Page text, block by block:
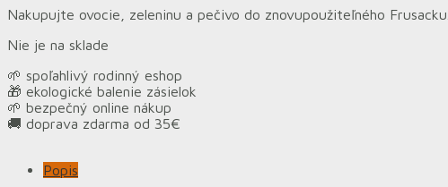
Nakupujte ovocie, zeleninu a pečivo do znovupoužiteľného Frusacku.
Nie je na sklade
🌱 spoľahlivý rodinný eshop
🎁 ekologické balenie zásielok
🌱 bezpečný online nákup
🚚 doprava zdarma od 35€
Popis